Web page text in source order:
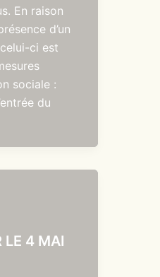
En raison
d’un
ci est
sociale :
du
LE 4 MAI